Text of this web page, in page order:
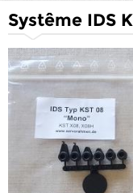
Systême IDS